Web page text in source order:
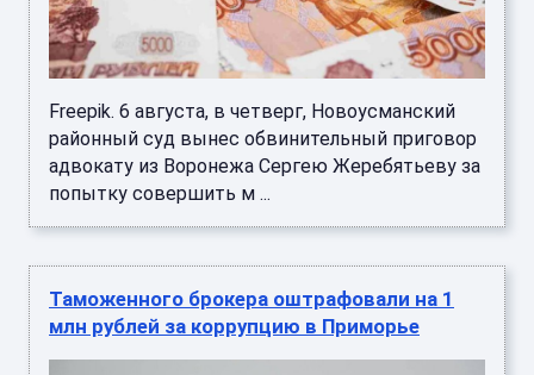
Freepik. 6 августа, в четверг, Новоусманский
районный суд вынес обвинительный приговор
адвокату из Воронежа Сергею Жеребятьеву за
попытку совершить м ...
Таможенного брокера оштрафовали на 1
млн рублей за коррупцию в Приморье